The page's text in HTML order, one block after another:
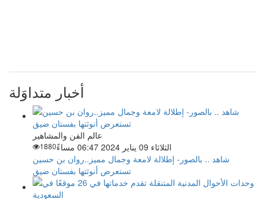
أخبار متداوَلة
عالم الفن والمشاهير
الثلاثاء 09 يناير 2024 06:47 مساءً
1880
شاهد .. بالصور- إطلالة لامعة وجمال مميز..روان بن حسين
تستعرض أنوثتها بفستان ضيق